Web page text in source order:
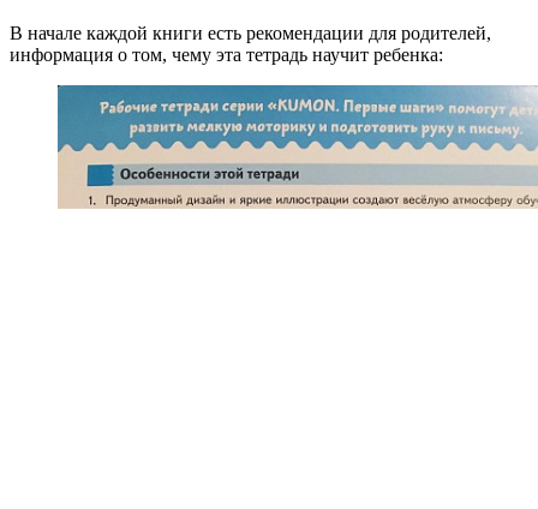
В начале каждой книги есть рекомендации для родителей,
информация о том, чему эта тетрадь научит ребенка: